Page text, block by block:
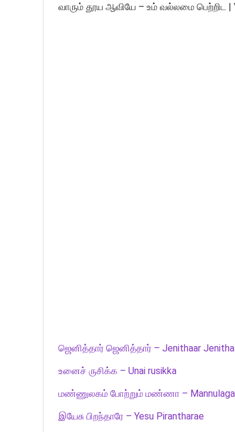
வாரும் தூய ஆவியே – உம் வல்லமை பெற்றிட |
ஜெனித்தார் ஜெனித்தார் – Jenithaar
உனைச் ருசிக்க – Unai rusikka
மண்ணுலகம் போற்றும் மண்ணா –
இயேசு பிறந்தாரே – Yesu Pirantharae